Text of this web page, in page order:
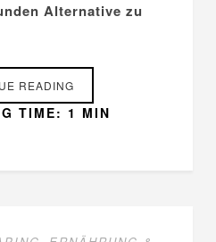
Alternative zu
READING
TIME: 1 MIN